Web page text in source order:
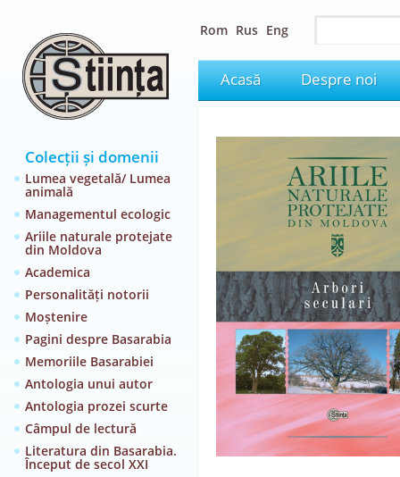
Colecții și domenii
Lumea vegetală/ Lumea
animală
Managementul ecologic
Ariile naturale protejate
din Moldova
Academica
Personalități notorii
Moștenire
Pagini despre Basarabia
Memoriile Basarabiei
Antologia unui autor
Antologia prozei scurte
Câmpul de lectură
Literatura din Basarabia.
Început de secol XXI
Rom Rus Eng
Acasă Despre noi